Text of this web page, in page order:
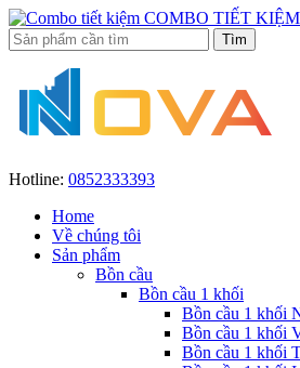
COMBO TIẾT KIỆM
Hotline: 0852333393
Home
Về chúng tôi
Sản phẩm
Bồn cầu
Bồn cầu 1 khối
Bồn cầu 1 khối
Bồn cầu 1 khối
Bồn cầu 1 khối